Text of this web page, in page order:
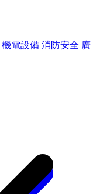
機電設備 消防安全 廣